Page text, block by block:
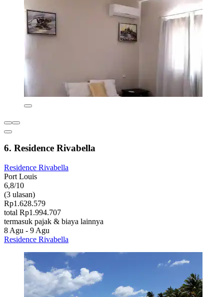
6. Residence Rivabella
Residence Rivabella
Port Louis
6,8/10
(3 ulasan)
Rp1.628.579
total Rp1.994.707
termasuk pajak & biaya lainnya
8 Agu - 9 Agu
Residence Rivabella